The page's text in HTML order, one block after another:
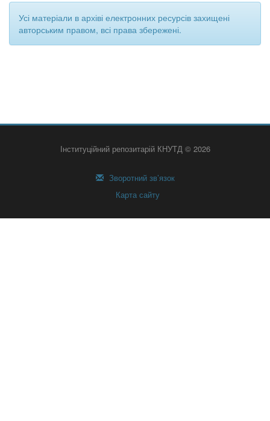
Усі матеріали в архіві електронних ресурсів захищені
авторським правом, всі права збережені.
Інституційний репозитарій КНУТД © 2026
Зворотний зв’язок
Карта сайту